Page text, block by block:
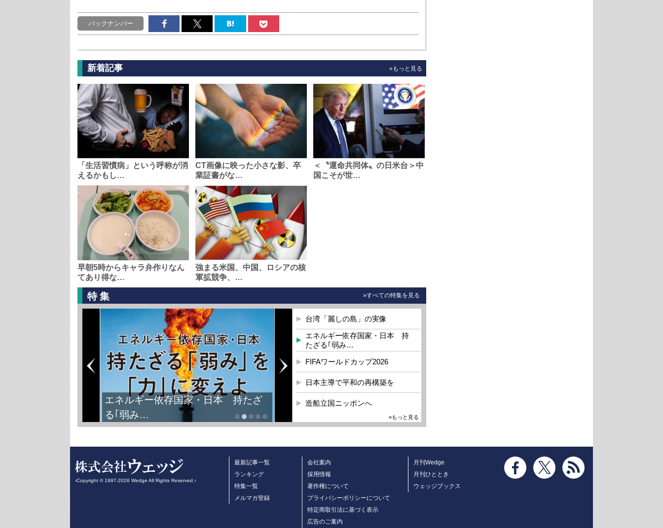
バックナンバー
新着記事 »もっと見る
「生活習慣病」という呼称が消
えるかもし…
CT画像に映った小さな影、卒
業証書がな…
＜〝運命共同体〟の日米台＞中
国こそが世…
早朝5時からキャラ弁作りなん
てあり得な…
強まる米国、中国、ロシアの核
軍拡競争、…
特集 »すべての特集を見る
FIFAワールドカップ2026
台湾「麗しの島」の実像
エネルギー依存国家・日本 持
たざる｢弱み…
FIFAワールドカップ2026
日本主導で平和の再構築を
造船立国ニッポンへ
»もっと見る
‹Copyright © 1997-2026 Wedge All Rights Reserved.›
最新記事一覧
ランキング
特集一覧
メルマガ登録
会社案内
採用情報
著作権について
プライバシーポリシーについて
特定商取引法に基づく表示
広告のご案内
月刊Wedge
月刊ひととき
ウェッジブックス